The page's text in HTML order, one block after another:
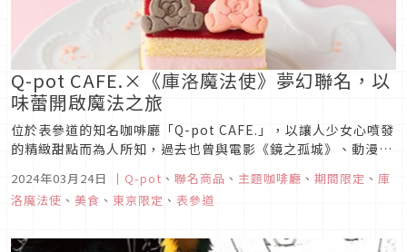
Q-pot CAFE.×《庫洛魔法使》夢幻聯名，以
味蕾開啟魔法之旅
位於表參道的知名咖啡廳「Q-pot CAFE.」，以讓人少女心噴發
的精緻甜點而為人所知，過去也曾與電影《鏡之孤城》、動漫
名。而此次這家人氣咖啡廳也再度與《庫洛魔法使》聯名，推出
多道精緻夢幻的餐點，要以視覺與味蕾狙擊粉絲們的心！
2024年03月24日 ｜ Q-pot 、 聯名商品 、 主題咖啡廳 、 期間限定 、 庫
洛魔法使 、 美食 、 東京限定 、 表參道